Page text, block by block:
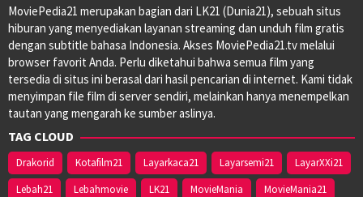
MoviePedia21 merupakan bagian dari LK21 (Dunia21), sebuah situs
hiburan yang menyediakan layanan streaming dan unduh film gratis
dengan subtitle bahasa Indonesia. Akses MoviePedia21.tv melalui
browser favorit Anda. Perlu diketahui bahwa semua film yang
tersedia di situs ini berasal dari hasil pencarian di internet. Kami tidak
menyimpan file film di server sendiri, melainkan hanya menempelkan
tautan yang mengarah ke sumber aslinya.
TAG CLOUD
Drakorid Kotafilm21 Layarkaca21 Layarsemi21
LayarXXi21
Lebah21
Lebahmovie LK21 MovieMania
MovieMania21